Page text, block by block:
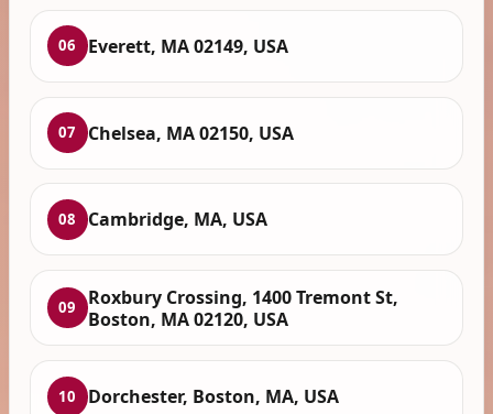
06 Everett, MA 02149, USA
07 Chelsea, MA 02150, USA
08 Cambridge, MA, USA
09
Roxbury Crossing, 1400 Tremont St,
Boston, MA 02120, USA
10 Dorchester, Boston, MA, USA